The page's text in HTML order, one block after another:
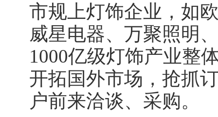
市规上灯饰企业，如
威星电器、万聚照明
1000亿级灯饰产业整
开拓国外市场，抢抓
户前来洽谈、采购。